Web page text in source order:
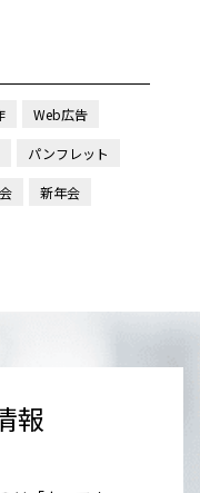
Web広告
パンフレット
新年会
報